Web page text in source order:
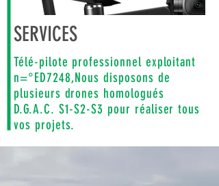
SERVICES
Télé-pilote professionnel exploitant
n=°ED7248,Nous disposons de
plusieurs drones homologués
D.G.A.C. S1-S2-S3 pour réaliser tous
vos projets.